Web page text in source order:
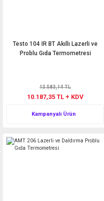
Testo 104 IR BT Akıllı Lazerli ve
Problu Gıda Termometresi
13.583,14 TL
10.187,35 TL + KDV
Kampanyalı Ürün